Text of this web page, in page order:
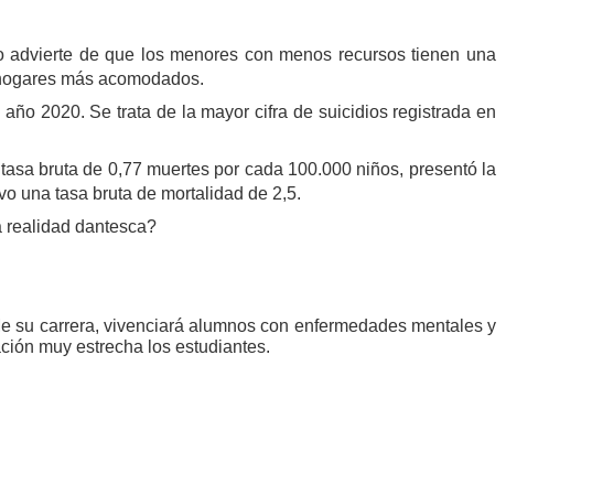
de que los menores con menos recursos tienen una
más acomodados.
2020. Se trata de la mayor cifra de suicidios registrada en
bruta de 0,77 muertes por cada 100.000 niños, presentó la
una tasa bruta de mortalidad de 2,5.
realidad dantesca?
carrera, vivenciará alumnos con enfermedades mentales y
muy estrecha los estudiantes.